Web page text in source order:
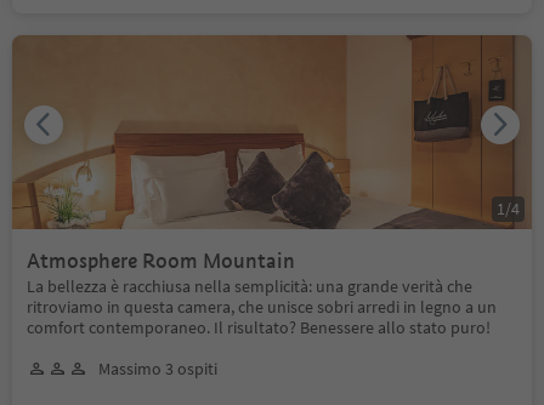
Atmosphere Room Mountain
La bellezza è racchiusa nella semplicità: una grande verità che
ritroviamo in questa camera, che unisce sobri arredi in legno a un
comfort contemporaneo. Il risultato? Benessere allo stato puro!
Massimo 3 ospiti
1 /4